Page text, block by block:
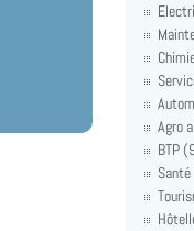
Agro
BTP